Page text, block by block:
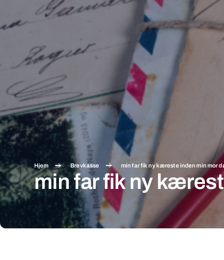
Hjem Brevkasse min far fik ny kæreste inden min mor
min far fik ny